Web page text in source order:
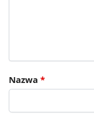
Nazwa *